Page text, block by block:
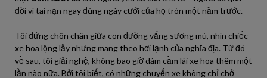
đời vì tai nạn ngay đúng ngày cưới của họ tròn một năm trước.
Tôi đứng chôn chân giữa con đường vắng sương mù, nhìn chiếc
xe hoa lộng lẫy nhưng mang theo hơi lạnh của nghĩa địa. Từ đó
về sau, tôi giải nghệ, không bao giờ dám cầm lái xe hoa thêm một
lần nào nữa. Bởi tôi biết, có những chuyến xe không chỉ chở